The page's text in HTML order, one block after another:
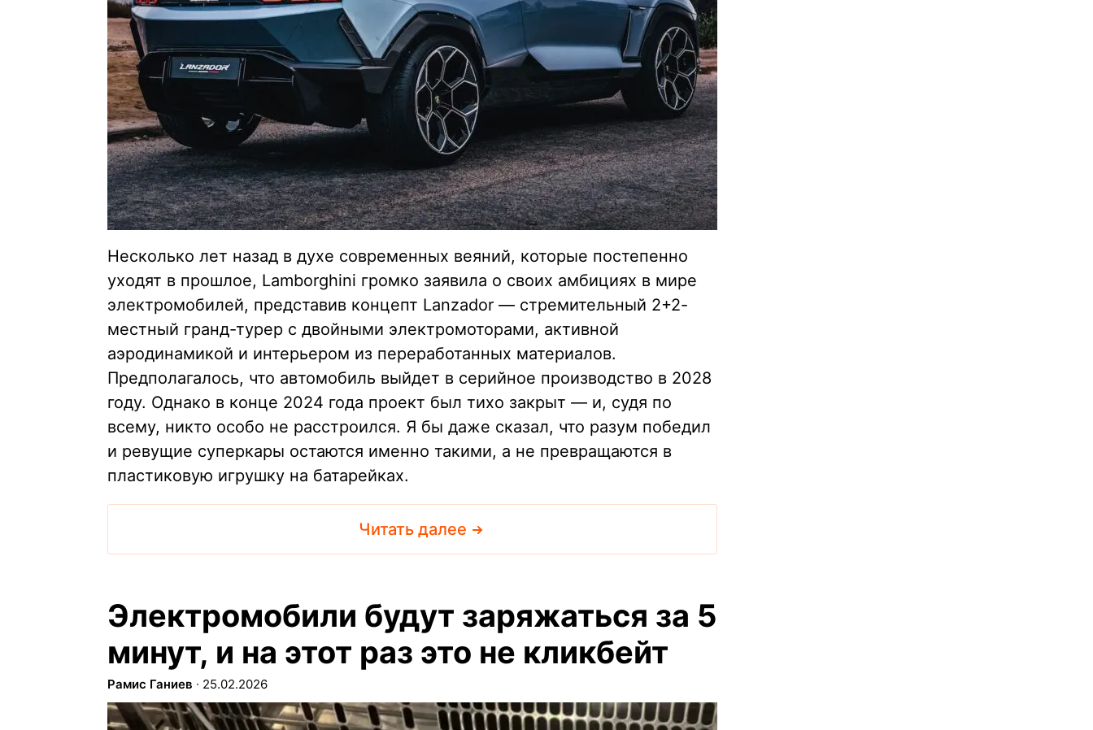
Несколько лет назад в духе современных веяний, которые постепенно
уходят в прошлое, Lamborghini громко заявила о своих амбициях в мире
электромобилей, представив концепт Lanzador — стремительный 2+2-
местный гранд-турер с двойными электромоторами, активной
аэродинамикой и интерьером из переработанных материалов.
Предполагалось, что автомобиль выйдет в серийное производство в 2028
году. Однако в конце 2024 года проект был тихо закрыт — и, судя по
всему, никто особо не расстроился. Я бы даже сказал, что разум победил
и ревущие суперкары остаются именно такими, а не превращаются в
пластиковую игрушку на батарейках.
Читать далее
Электромобили будут заряжаться за 5
минут, и на этот раз это не кликбейт
Рамис Ганиев ∙ 25.02.2026